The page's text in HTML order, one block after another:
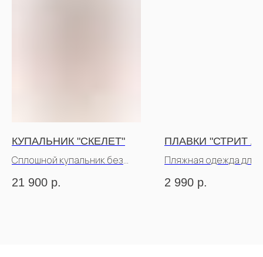
КУПАЛЬНИК "СКЕЛЕТ"
Сплошной купальник без
21 900 р.
ПЛАВКИ "СТРИТ
Пляжная одежда для
2 990 р.